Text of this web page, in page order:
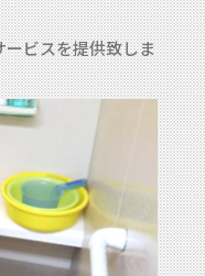
ビスを提供致しま